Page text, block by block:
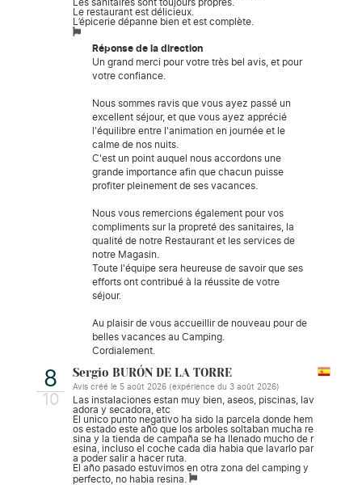
Les sanitaires sont toujours propres.
Le restaurant est délicieux.
L’épicerie dépanne bien et est complète.
Réponse de la direction
Un grand merci pour votre très bel avis, et pour
votre confiance.
Nous sommes ravis que vous ayez passé un
excellent séjour, et que vous ayez apprécié
l'équilibre entre l'animation en journée et le
calme de nos nuits.
C'est un point auquel nous accordons une
grande importance afin que chacun puisse
profiter pleinement de ses vacances.
Nous vous remercions également pour vos
compliments sur la propreté des sanitaires, la
qualité de notre Restaurant et les services de
notre Magasin.
Toute l'équipe sera heureuse de savoir que ses
efforts ont contribué à la réussite de votre
séjour.
Au plaisir de vous accueillir de nouveau pour de
belles vacances au Camping.
Cordialement.
8
10
Sergio BURÓN DE LA TORRE
Avis créé le 5 août 2026 (expérience du 3 août 2026)
Las instalaciones estan muy bien, aseos, piscinas, lav
adora y secadora, etc
El unico punto negativo ha sido la parcela donde hem
os estado este año que los arboles soltaban mucha re
sina y la tienda de campaña se ha llenado mucho de r
esina, incluso el coche cada dia habia que lavarlo par
a poder salir a hacer ruta.
El año pasado estuvimos en otra zona del camping y
perfecto, no habia resina.